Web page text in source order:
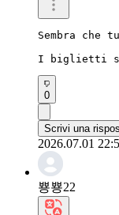
Sembra che
I biglietti
0
Scrivi una
2026.07.01
뿅뿅22